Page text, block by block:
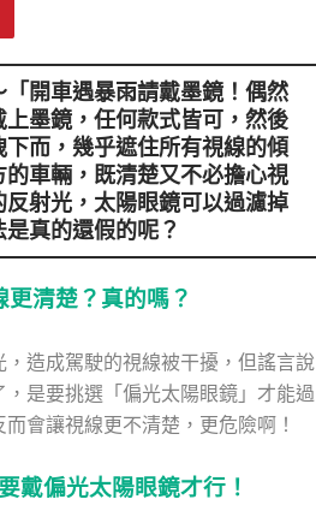
開車遇暴雨請戴墨鏡！偶然
墨鏡，任何款式皆可，然後
而，幾乎遮住所有視線的傾
車輛，既清楚又不必擔心視
射光，太陽眼鏡可以過濾掉
真的還假的呢？
清楚？真的嗎？
造成駕駛的視線被干擾，但謠言說
是要挑選「偏光太陽眼鏡」才能過
會讓視線更不清楚，更危險啊！
戴偏光太陽眼鏡才行！